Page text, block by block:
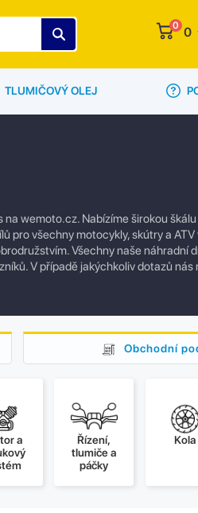
0 0
TLUMIČOVÝ OLEJ
wemoto.cz. Nabízíme širokou
pro všechny motocykly, skútry a
Všechny naše náhradní
V případě jakýchkoliv dotazů
Obchodní
a
Řízení,
tlumiče a
páčky
Kola